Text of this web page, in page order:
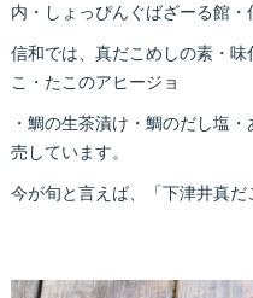
内・しょっぴんぐばざーる館・
信和では、真だこめしの素・
こ・たこのアヒージョ
・鯛の生茶漬け・鯛のだし塩
売しています。
今が旬と言えば、「下津井真だ